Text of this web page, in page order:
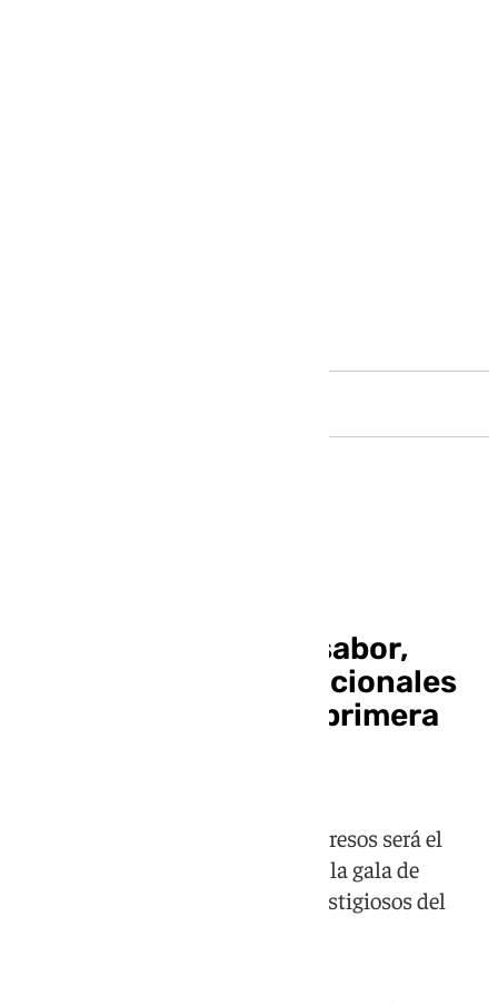
Granada, capital del sabor,
acoge los Premios Nacionales
de Gastronomía, por primera
El Palacio de Exposiciones y Congresos será el
escenario que albergue este lunes la gala de
entrega de los galardones más prestigiosos del